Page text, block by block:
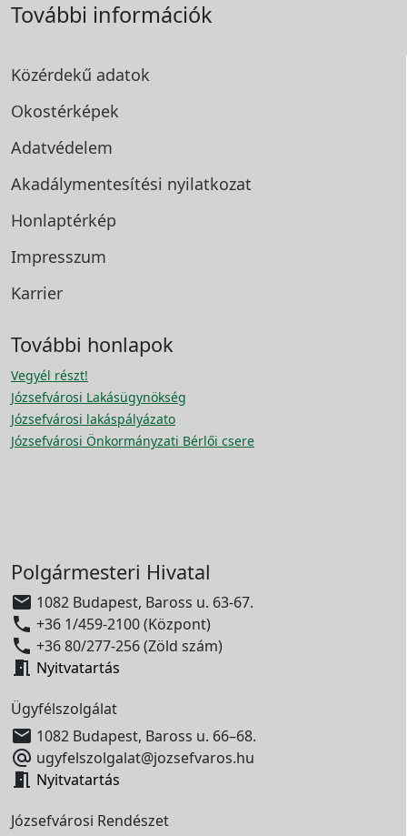
További információk
Közérdekű adatok
Okostérképek
Adatvédelem
Akadálymentesítési nyilatkozat
Honlaptérkép
Impresszum
Karrier
További honlapok
Vegyél részt!
Józsefvárosi Lakásügynökség
Józsefvárosi lakáspályázato
Józsefvárosi Önkormányzati Bérlői csere
Polgármesteri Hivatal
 1082 Budapest, Baross u. 63-67.
 +36 1/459-2100 (Központ)
 +36 80/277-256 (Zöld szám)
 Nyitvatartás
Ügyfélszolgálat
 1082 Budapest, Baross u. 66–68.
 ugyfelszolgalat@jozsefvaros.hu
 Nyitvatartás
Józsefvárosi Rendészet